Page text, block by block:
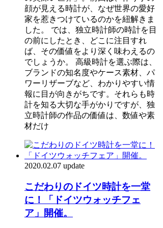
顔が見える時計が、なぜ世界の愛好
家を惹きつけているのかを紐解きま
した。 では、独立時計師の時計を目
の前にしたとき、どこに注目すれ
ば、その価値をより深く味わえるの
でしょうか。 高級時計を選ぶ際は、
ブランドの知名度やケース素材、パ
ワーリザーブなど、わかりやすい情
報に目が向きがちです。それらも時
計を知る大切な手がかりですが、独
立時計師の作品の価値は、数値や素
材だけ
2020.02.07 update
こだわりのドイツ時計を一堂
に！「ドイツウォッチフェ
ア」開催。